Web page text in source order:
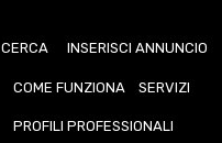
CERCA INSERISCI ANNUNCIO
COME FUNZIONA SERVIZI
PROFILI PROFESSIONALI